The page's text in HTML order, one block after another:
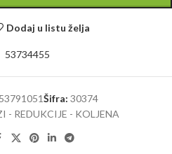
Dodaj u listu želja
53734455
Šifra: 30374
- REDUKCIJE - KOLJENA